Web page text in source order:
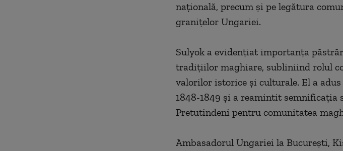
naţională, precum şi pe legătura
graniţelor Ungariei.
Sulyok a evidenţiat importanţa
tradiţiilor maghiare, subliniind rolul
valorilor istorice şi culturale. El a
1848-1849 şi a reamintit
Pretutindeni pentru comunitatea
Ambasadorul Ungariei la Bucureşti,